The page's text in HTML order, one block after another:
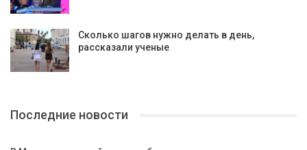
Сколько шагов нужно делать в день,
рассказали ученые
Последние новости